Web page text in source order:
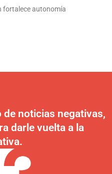
fortalece autonomía
noticias negativas,
darle vuelta a la